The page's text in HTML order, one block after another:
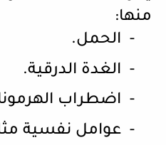
منها:
- الحمل.
- الغدة الدرقية.
- اضطراب
- عوامل نفسية مثل